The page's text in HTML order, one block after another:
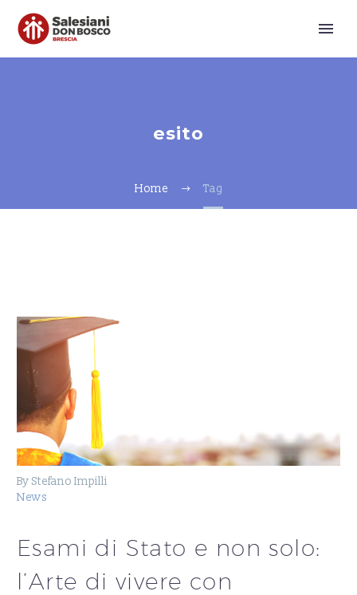
esito
Home Tag
By Stefano Impilli
News
Esami di Stato e non solo:
l’Arte di vivere con